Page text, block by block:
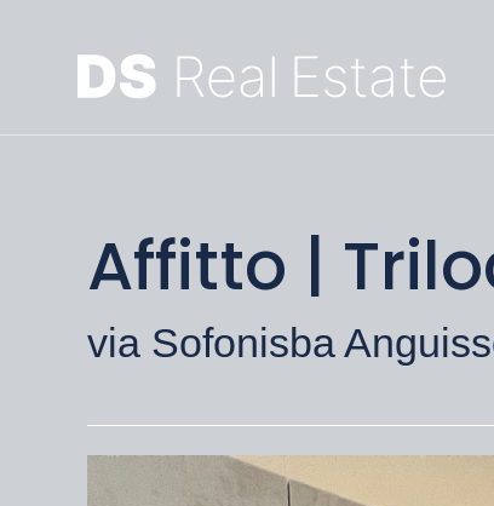
Affitto |
via Sofonisba